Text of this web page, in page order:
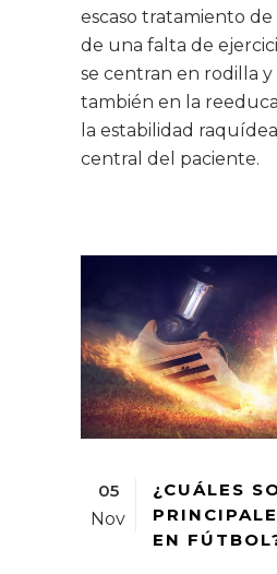
escaso tratamiento de
de una falta de
se centran en rodilla y
también en la
la estabilidad
central del paciente.
05
Nov
¿CUÁLES
EN